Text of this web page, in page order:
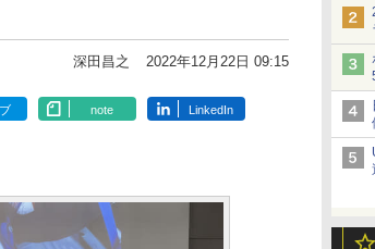
深田昌之 2022年12月22日 09:15
note LinkedIn